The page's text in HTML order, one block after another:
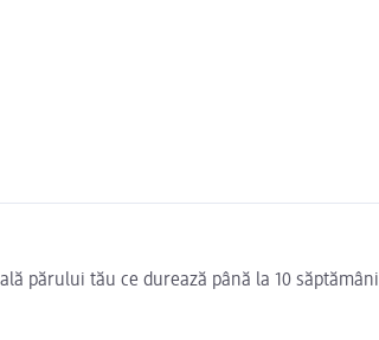
părului tău ce durează până la 10 săptămâni